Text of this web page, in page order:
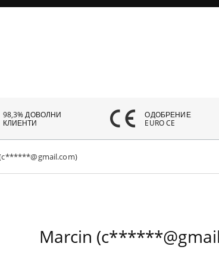
98,3% ДОВОЛНИ
КЛИЕНТИ
ОДОБРЕНИЕ
EURO CE
Marcin